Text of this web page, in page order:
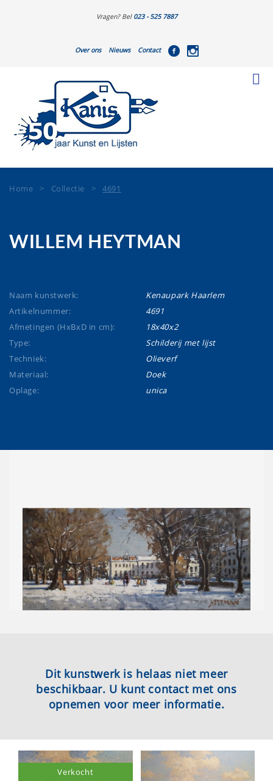
Vragen? Bel 023 - 525 7887
Over ons Nieuws Contact
Home > Collectie >4691
WILLEM HEYTMAN
Naam kunstwerk:
Kenaupark Haarlem
Artikelnummer:
4691
Afmetingen (HxBxD in cm):
18x40x2
Type:
Schilderij met lijst
Techniek:
Olieverf
Materiaal:
Doek
Oplage:
unica
Dit kunstwerk is helaas niet meer
beschikbaar. U kunt contact met ons
opnemen voor meer informatie.
Verkocht